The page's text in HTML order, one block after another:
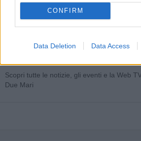
CONFIRM
Data Deletion Data Access
Cia Agricoltori Italiani |
Scopri tutte le notizie, gli eventi e la Web
Due Mari